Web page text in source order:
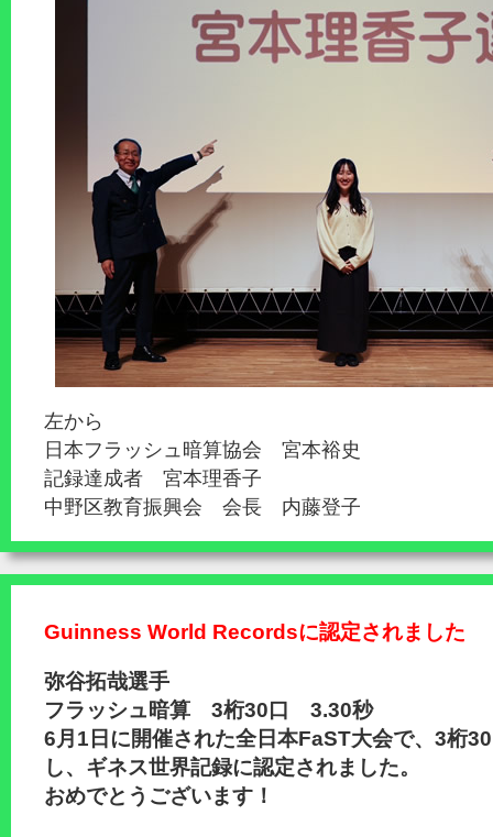
左から
日本フラッシュ暗算協会 宮本裕史
記録達成者 宮本理香子
中野区教育振興会 会長 内藤登子
Guinness World Recordsに認定されました
弥谷拓哉選手
フラッシュ暗算 3桁30口 3.30秒
6月1日に開催された全日本FaST大会で、3桁
し、ギネス世界記録に認定されました。
おめでとうございます！